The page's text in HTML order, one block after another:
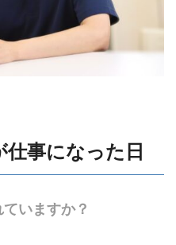
仕事になった日
いますか？